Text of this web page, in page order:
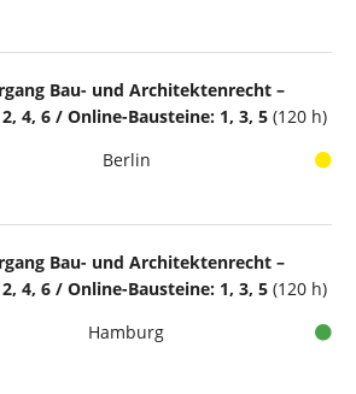
Bau- und Architektenrecht –
4, 6 / Online-Bausteine: 1, 3, 5 (120 h)
Berlin
Bau- und Architektenrecht –
4, 6 / Online-Bausteine: 1, 3, 5 (120 h)
Hamburg